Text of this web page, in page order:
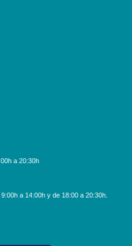
a 20:30h
a 14:00h y de 18:00 a 20:30h.